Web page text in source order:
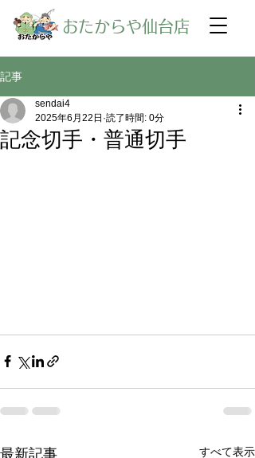
​おたからや仙台店
記事
記念切手・普通切手
sendai4
2025年6月22日 読了時間: 0分
最新記事 すべて表示